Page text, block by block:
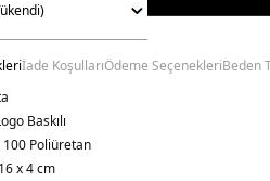
İade KoşullarıÖdeme SeçenekleriBeden
Baskılı
100 Poliüretan
x 4 cm